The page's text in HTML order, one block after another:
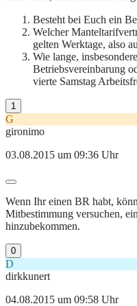
Besteht bei Euch ein
Welcher
gelten Werktage, also
Wie lange,
Betriebsvereinbarung
vierte Samstag
1
G
gironimo
03.08.2015 um 09:36 Uhr
Wenn Ihr einen BR habt,
Mitbestimmung versuchen,
hinzubekommen.
0
D
dirkkunert
04.08.2015 um 09:58 Uhr